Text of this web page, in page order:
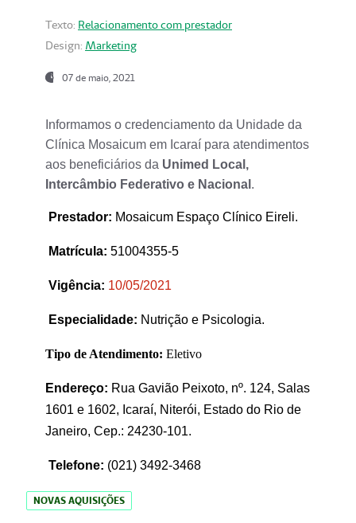
Texto: Relacionamento com prestador
Design: Marketing
07 de maio, 2021
Informamos o credenciamento da Unidade da
Clínica Mosaicum em Icaraí para atendimentos
aos beneficiários da Unimed Local,
Intercâmbio Federativo e Nacional .
Prestador: Mosaicum Espaço Clínico Eireli.
Matrícula: 51004355-5
Vigência: 10/05/2021
Especialidade: Nutrição e Psicologia.
Tipo de Atendimento: Eletivo
Endereço: Rua Gavião Peixoto, nº. 124, Salas
1601 e 1602, Icaraí, Niterói, Estado do Rio de
Janeiro, Cep.: 24230-101.
Telefone: (021) 3492-3468
NOVAS AQUISIÇÕES